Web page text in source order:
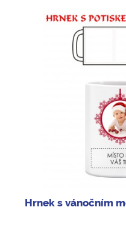
Hrnek s vánočním